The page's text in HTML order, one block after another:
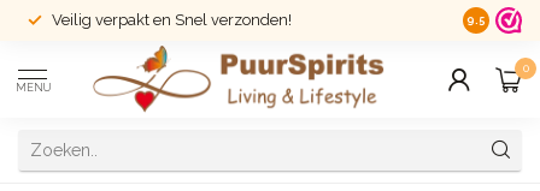
Veilig verpakt en Snel verzonden! 14 dagen
9.5
MENU
0